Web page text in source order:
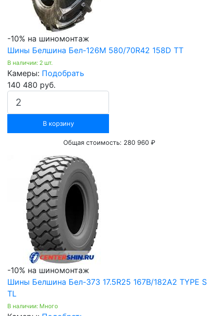
-10% на шиномонтаж
Шины Белшина Бел-126М 580/70R42 158D ТТ
В наличии: 2 шт.
Камеры: Подобрать
140 480 руб.
В корзину
Общая стоимость: 280 960 ₽
-10% на шиномонтаж
Шины Белшина Бел-373 17.5R25 167B/182A2 TYPE S
TL
В наличии: Много